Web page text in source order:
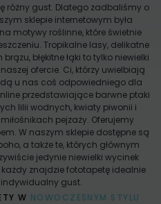
różny gust. Dlatego zadbaliśmy o
sklepie internetowym była
motywy roślinne, które świetnie
Tropikalne lasy, delikatne
błękitne łąki to tylko niewielki
ofercie. Ci, którzy uwielbiają
u nas coś odpowiedniego dla
przedstawiające barwne ptaki
lilii wodnych, kwiaty piwonii i
pejzaży. Oferujemy
W naszym sklepie dostępne są
a także te, których głównym
jedynie niewielki wycinek
znajdzie fototapetę idealnie
gust.
W NOWOCZESNYM STYLU